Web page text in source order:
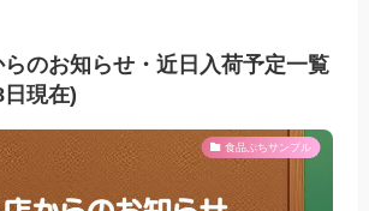
らのお知らせ・近日入荷予定一覧
現在)
食品ぷちサンプル